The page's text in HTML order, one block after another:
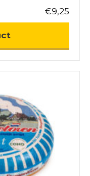
€9,25